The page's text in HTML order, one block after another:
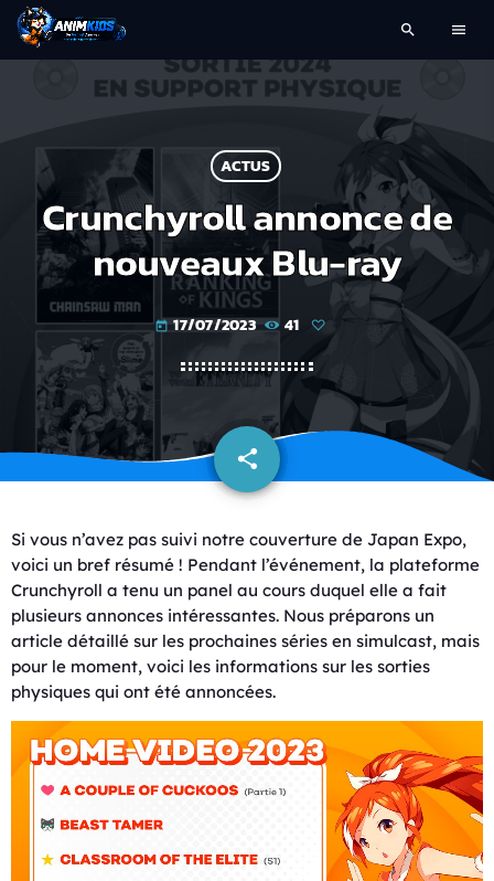
search menu
ACTUS
Crunchyroll annonce de
nouveaux Blu-ray
today 17/07/2023 41
share
email
Si vous n’avez pas suivi notre couverture de Japan Expo,
voici un bref résumé ! Pendant l’événement, la plateforme
Crunchyroll a tenu un panel au cours duquel elle a fait
plusieurs annonces intéressantes. Nous préparons un
article détaillé sur les prochaines séries en simulcast, mais
pour le moment, voici les informations sur les sorties
physiques qui ont été annoncées.